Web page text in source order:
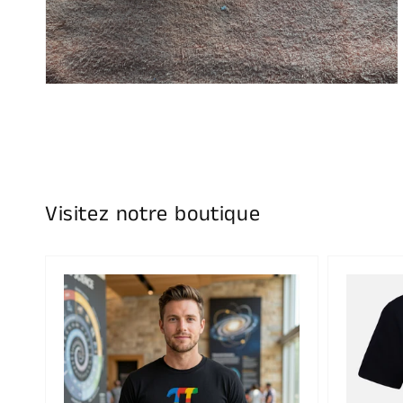
vue
de
la
galerie
Visitez notre boutique